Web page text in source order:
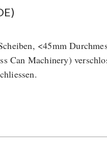
<45mm
Can Machinery)